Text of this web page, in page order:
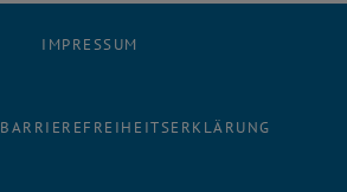
IMPRESSUM
BARRIEREFREIHEITSERKLÄRUNG